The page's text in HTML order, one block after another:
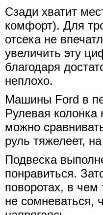
Сзади хватит
комфорт). Для
отсека не
увеличить эту
благодаря
неплохо.
Машины Ford в
Рулевая колонка
можно
руль тяжелеет,
Подвеска
понравиться.
поворотах, в чем
не сомневаться,